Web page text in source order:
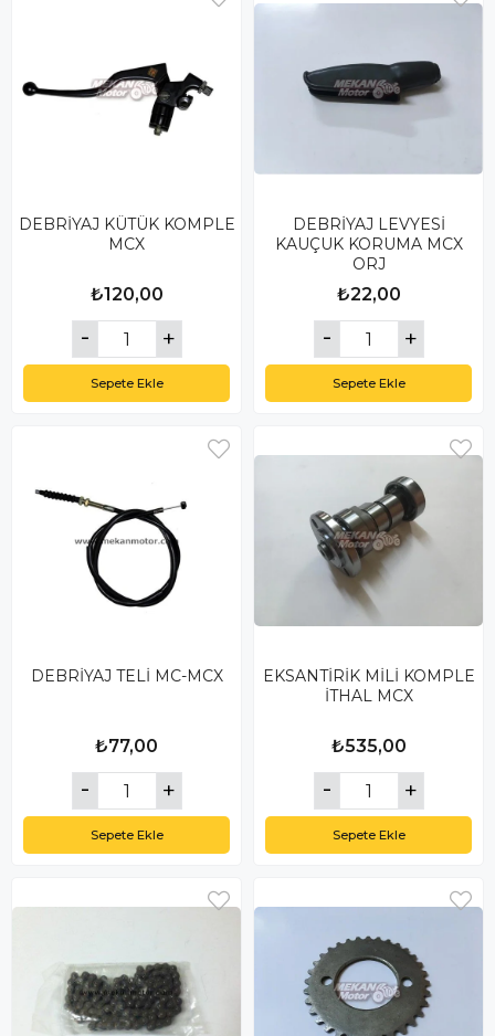
DEBRİYAJ KÜTÜK KOMPLE
MCX
₺120,00
Sepete Ekle
DEBRİYAJ LEVYESİ
KAUÇUK KORUMA MCX
ORJ
₺22,00
Sepete Ekle
DEBRİYAJ TELİ MC-MCX
₺77,00
Sepete Ekle
EKSANTİRİK MİLİ KOMPLE
İTHAL MCX
₺535,00
Sepete Ekle